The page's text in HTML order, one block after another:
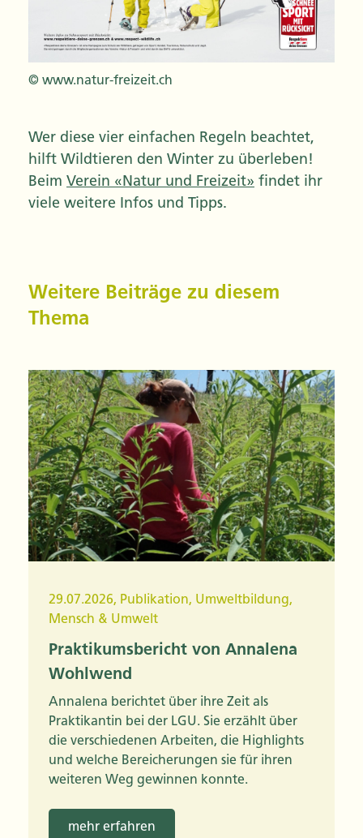
© www.natur-freizeit.ch
Wer diese vier einfachen Regeln beachtet,
hilft Wildtieren den Winter zu überleben!
Beim Verein «Natur und Freizeit» findet ihr
viele weitere Infos und Tipps.
Weitere Beiträge zu diesem
Thema
29.07.2026, Publikation, Umweltbildung,
Mensch & Umwelt
Praktikumsbericht von Annalena
Wohlwend
Annalena berichtet über ihre Zeit als
Praktikantin bei der LGU. Sie erzählt über
die verschiedenen Arbeiten, die Highlights
und welche Bereicherungen sie für ihren
weiteren Weg gewinnen konnte.
mehr erfahren